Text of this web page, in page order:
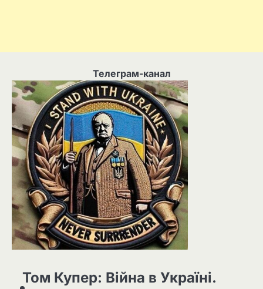
Телеграм-канал
Том Купер: Війна в Україні.